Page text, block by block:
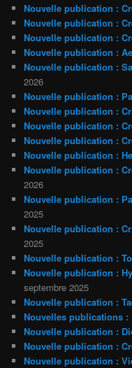
Nouvelle publication :
Nouvelle publication :
Nouvelle publication :
Nouvelle publication :
Nouvelle publication :
2026
Nouvelle publication :
Nouvelle publication :
Nouvelle publication :
Nouvelle publication :
Nouvelle publication :
Nouvelle publication :
2026
Nouvelle publication :
2025
Nouvelle publication :
2025
Nouvelle publication :
Nouvelle publication :
septembre 2025
Nouvelle publication :
Nouvelles publications :
Nouvelle publication :
Nouvelle publication :
Nouvelle publication :